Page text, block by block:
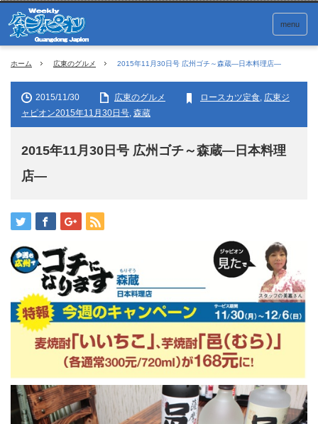
menu
ホーム 広東のグルメ 2015年11月30日号 広州ゴチ～森蔵―日本料理店―
2015/11/30 広東のグルメ ロースカツ定食, 広東ジ
ャピオン2015年11月30日号, 森蔵
2015年11月30日号 広州ゴチ～森蔵―日本料理
店―